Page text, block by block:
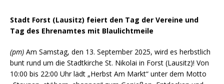
Stadt Forst (Lausitz) feiert den Tag der Vereine und
Tag des Ehrenamtes mit Blaulichtmeile
(pm) Am Samstag, den 13. September 2025, wird es herbstlich
bunt rund um die Stadtkirche St. Nikolai in Forst (Lausitz)! Von
10:00 bis 22:00 Uhr lädt „Herbst Am Markt“ unter dem Motto